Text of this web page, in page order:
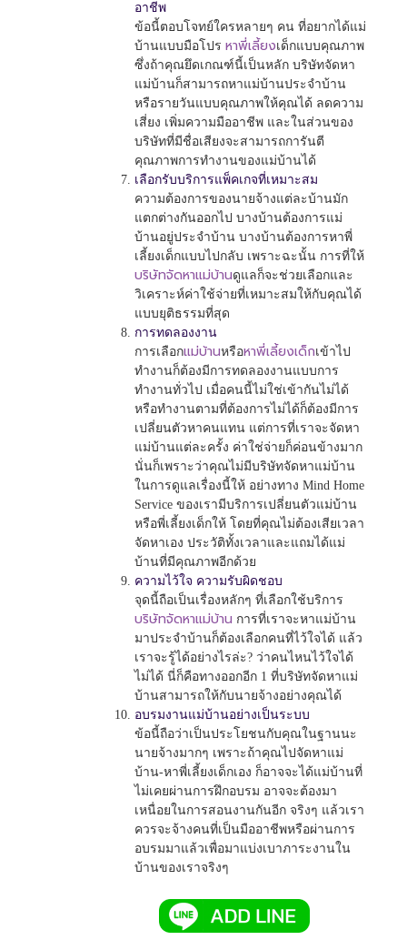
อาชีพ
ข้อนี้ตอบโจทย์ใครหลายๆ คน ที่อยากได้แม่
บ้านแบบมือโปร หาพี่เลี้ยงเด็กแบบคุณภาพ
ซึ่งถ้าคุณยึดเกณฑ์นี้เป็นหลัก บริษัทจัดหา
แม่บ้านก็สามารถหาแม่บ้านประจำบ้าน
หรือรายวันแบบคุณภาพให้คุณได้ ลดความ
เสี่ยง เพิ่มความมืออาชีพ และในส่วนของ
บริษัทที่มีชื่อเสียงจะสามารถการันตี
คุณภาพการทำงานของแม่บ้านได้
เลือกรับบริการแพ็คเกจที่เหมาะสม
ความต้องการของนายจ้างแต่ละบ้านมัก
แตกต่างกันออกไป บางบ้านต้องการแม่
บ้านอยู่ประจำบ้าน บางบ้านต้องการหาพี่
เลี้ยงเด็กแบบไปกลับ เพราะฉะนั้น การที่ให้
บริษัทจัดหาแม่บ้านดูแลก็จะช่วยเลือกและ
วิเคราะห์ค่าใช้จ่ายที่เหมาะสมให้กับคุณได้
แบบยุติธรรมที่สุด
การทดลองงาน
การเลือกแม่บ้านหรือหาพี่เลี้ยงเด็กเข้าไป
ทำงานก็ต้องมีการทดลองงานแบบการ
ทำงานทั่วไป เมื่อคนนี้ไม่ใช่เข้ากันไม่ได้
หรือทำงานตามที่ต้องการไม่ได้ก็ต้องมีการ
เปลี่ยนตัวหาคนแทน แต่การที่เราจะจัดหา
แม่บ้านแต่ละครั้ง ค่าใช่จ่ายก็ค่อนข้างมาก
นั่นก็เพราะว่าคุณไม่มีบริษัทจัดหาแม่บ้าน
ในการดูแลเรื่องนี้ให้ อย่างทาง Mind Home
Service ของเรามีบริการเปลี่ยนตัวแม่บ้าน
หรือพี่เลี้ยงเด็กให้ โดยที่คุณไม่ต้องเสียเวลา
จัดหาเอง ประวัติทั้งเวลาและแถมได้แม่
บ้านที่มีคุณภาพอีกด้วย
ความไว้ใจ ความรับผิดชอบ
จุดนี้ถือเป็นเรื่องหลักๆ ที่เลือกใช้บริการ
บริษัทจัดหาแม่บ้าน การที่เราจะหาแม่บ้าน
มาประจำบ้านก็ต้องเลือกคนที่ไว้ใจได้ แล้ว
เราจะรู้ได้อย่างไรล่ะ? ว่าคนไหนไว้ใจได้
ไม่ได้ นี่ก็คือทางออกอีก 1 ที่บริษัทจัดหาแม่
บ้านสามารถให้กับนายจ้างอย่างคุณได้
อบรมงานแม่บ้านอย่างเป็นระบบ
ข้อนี้ถือว่าเป็นประโยชนกับคุณในฐานนะ
นายจ้างมากๆ เพราะถ้าคุณไปจัดหาแม่
บ้าน-หาพี่เลี้ยงเด็กเอง ก็อาจจะได้แม่บ้านที่
ไม่เคยผ่านการฝึกอบรม อาจจะต้องมา
เหนื่อยในการสอนงานกันอีก จริงๆ แล้วเรา
ควรจะจ้างคนที่เป็นมืออาชีพหรือผ่านการ
อบรมมาแล้วเพื่อมาแบ่งเบาภาระงานใน
บ้านของเราจริงๆ